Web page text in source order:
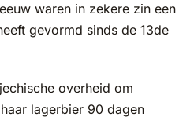
waren in zekere zin een
gevormd sinds de 13de
overheid om
lagerbier 90 dagen